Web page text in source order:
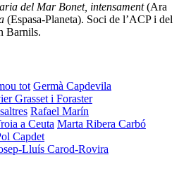
del Mar Bonet, intensament(Ara
(Espasa-Planeta). Soci de l’ACP i del
Barnils.
tot Germà Capdevila
Grasset i Foraster
Rafael Marín
a Ceuta Marta Ribera Carbó
Capdet
Lluís Carod-Rovira